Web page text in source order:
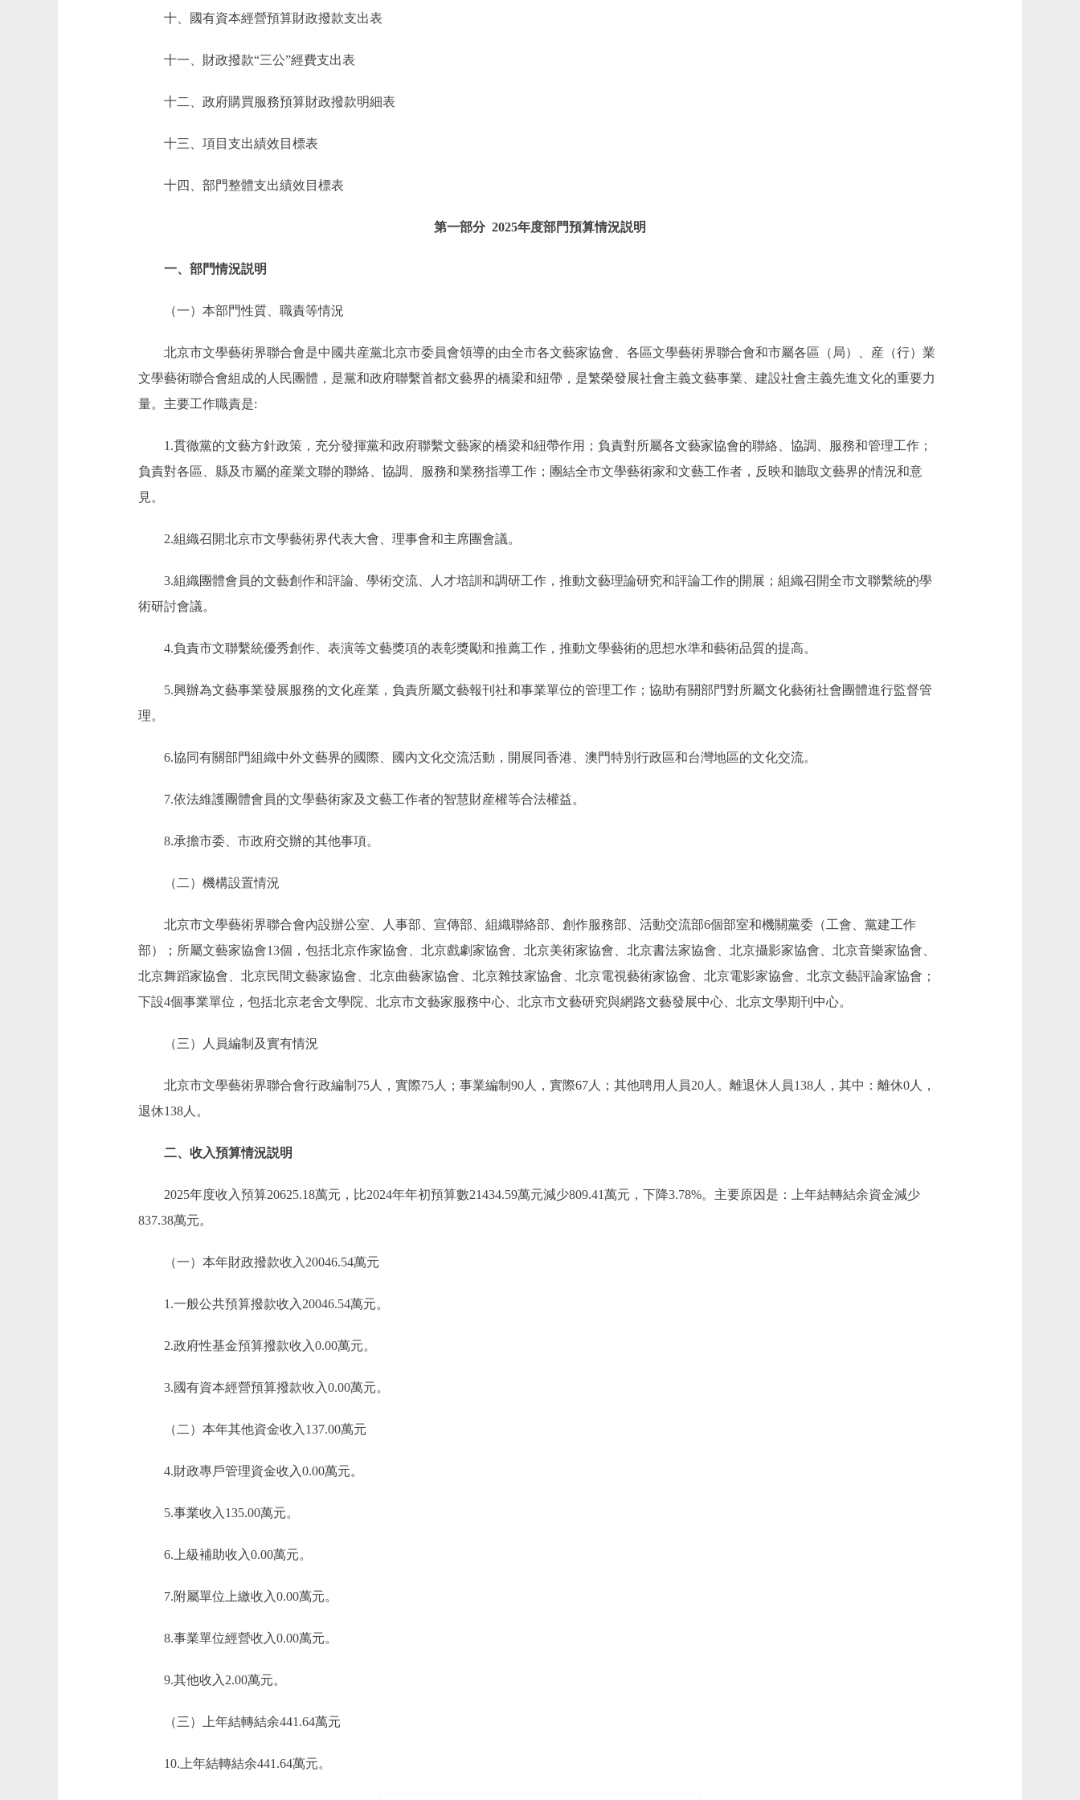
十、國有資本經營預算財政撥款支出表
十一、財政撥款“三公”經費支出表
十二、政府購買服務預算財政撥款明細表
十三、項目支出績效目標表
十四、部門整體支出績效目標表
第一部分 2025年度部門預算情況説明
一、部門情況説明
（一）本部門性質、職責等情況
北京市文學藝術界聯合會是中國共産黨北京市委員會領導的由全市各文藝家協會、各區文學藝術界聯合會和市屬各區（局）、産（行）業
文學藝術聯合會組成的人民團體，是黨和政府聯繫首都文藝界的橋梁和紐帶，是繁榮發展社會主義文藝事業、建設社會主義先進文化的重要力
量。主要工作職責是:
1.貫徹黨的文藝方針政策，充分發揮黨和政府聯繫文藝家的橋梁和紐帶作用；負責對所屬各文藝家協會的聯絡、協調、服務和管理工作；
負責對各區、縣及市屬的産業文聯的聯絡、協調、服務和業務指導工作；團結全市文學藝術家和文藝工作者，反映和聽取文藝界的情況和意
見。
2.組織召開北京市文學藝術界代表大會、理事會和主席團會議。
3.組織團體會員的文藝創作和評論、學術交流、人才培訓和調研工作，推動文藝理論研究和評論工作的開展；組織召開全市文聯繫統的學
術研討會議。
4.負責市文聯繫統優秀創作、表演等文藝獎項的表彰獎勵和推薦工作，推動文學藝術的思想水準和藝術品質的提高。
5.興辦為文藝事業發展服務的文化産業，負責所屬文藝報刊社和事業單位的管理工作；協助有關部門對所屬文化藝術社會團體進行監督管
理。
6.協同有關部門組織中外文藝界的國際、國內文化交流活動，開展同香港、澳門特別行政區和台灣地區的文化交流。
7.依法維護團體會員的文學藝術家及文藝工作者的智慧財産權等合法權益。
8.承擔市委、市政府交辦的其他事項。
（二）機構設置情況
北京市文學藝術界聯合會內設辦公室、人事部、宣傳部、組織聯絡部、創作服務部、活動交流部6個部室和機關黨委（工會、黨建工作
部）；所屬文藝家協會13個，包括北京作家協會、北京戲劇家協會、北京美術家協會、北京書法家協會、北京攝影家協會、北京音樂家協會、
北京舞蹈家協會、北京民間文藝家協會、北京曲藝家協會、北京雜技家協會、北京電視藝術家協會、北京電影家協會、北京文藝評論家協會；
下設4個事業單位，包括北京老舍文學院、北京市文藝家服務中心、北京市文藝研究與網路文藝發展中心、北京文學期刊中心。
（三）人員編制及實有情況
北京市文學藝術界聯合會行政編制75人，實際75人；事業編制90人，實際67人；其他聘用人員20人。離退休人員138人，其中：離休0人，
退休138人。
二、收入預算情況説明
2025年度收入預算20625.18萬元，比2024年年初預算數21434.59萬元減少809.41萬元，下降3.78%。主要原因是：上年結轉結余資金減少
837.38萬元。
（一）本年財政撥款收入20046.54萬元
1.一般公共預算撥款收入20046.54萬元。
2.政府性基金預算撥款收入0.00萬元。
3.國有資本經營預算撥款收入0.00萬元。
（二）本年其他資金收入137.00萬元
4.財政專戶管理資金收入0.00萬元。
5.事業收入135.00萬元。
6.上級補助收入0.00萬元。
7.附屬單位上繳收入0.00萬元。
8.事業單位經營收入0.00萬元。
9.其他收入2.00萬元。
（三）上年結轉結余441.64萬元
10.上年結轉結余441.64萬元。